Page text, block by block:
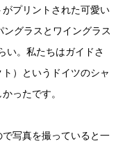
プリントされた可愛い
グラスとワイングラス
い。私たちはガイドさ
）というドイツのシャ
ったです。
写真を撮っていると一